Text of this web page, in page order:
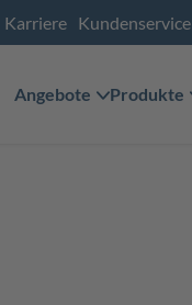
Karriere Kundenservice
Angebote Produkte